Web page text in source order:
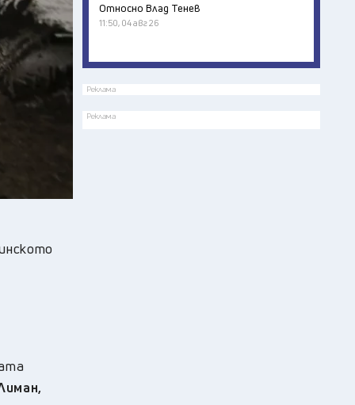
Относно Влад Тенев
11:50, 04 авг 26
Реклама
Реклама